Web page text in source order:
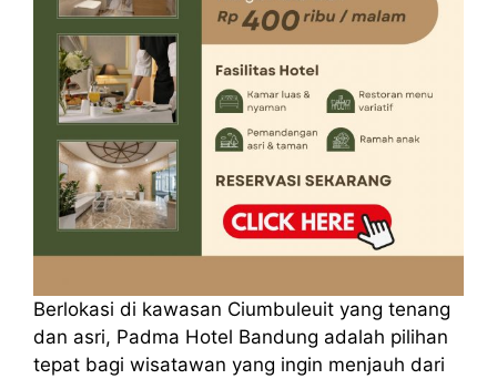
Berlokasi di kawasan Ciumbuleuit yang tenang
dan asri, Padma Hotel Bandung adalah pilihan
tepat bagi wisatawan yang ingin menjauh dari